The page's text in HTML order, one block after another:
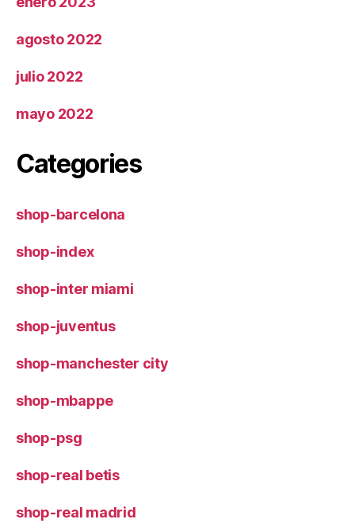
agosto 2022
julio 2022
mayo 2022
Categories
shop-barcelona
shop-index
shop-inter miami
shop-juventus
shop-manchester city
shop-mbappe
shop-psg
shop-real betis
shop-real madrid